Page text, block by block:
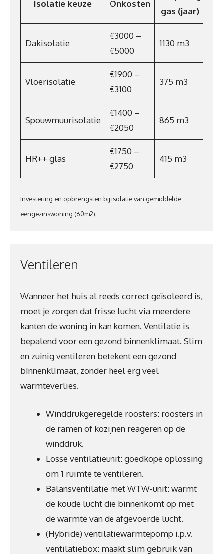
Isolatie keuze Onkosten
gas (jaar)
Dakisolatie
€3000 –
€5000
1130 m3
Vloerisolatie
€1900 –
€3100
375 m3
Spouwmuurisolatie
€1400 –
€2050
865 m3
HR++ glas
€1750 –
€2750
415 m3
Investering en opbrengsten bij isolatie van gemiddelde
eengezinswoning (60m2).
Ventileren
Wanneer het huis al reeds correct geïsoleerd is,
moet je zorgen dat frisse lucht via meerdere
kanten de woning in kan komen. Ventilatie is
bepalend voor een gezond binnenklimaat. Slim
en zuinig ventileren betekent een gezond
binnenklimaat, zonder heel erg veel
warmteverlies.
Winddrukgeregelde roosters: roosters in
de ramen of kozijnen reageren op de
winddruk.
Losse ventilatieunit: goedkope oplossing
om 1 ruimte te ventileren.
Balansventilatie met WTW-unit: warmt
de koude lucht die binnenkomt op met
de warmte van de afgevoerde lucht.
(Hybride) ventilatiewarmtepomp i.p.v.
ventilatiebox: maakt slim gebruik van